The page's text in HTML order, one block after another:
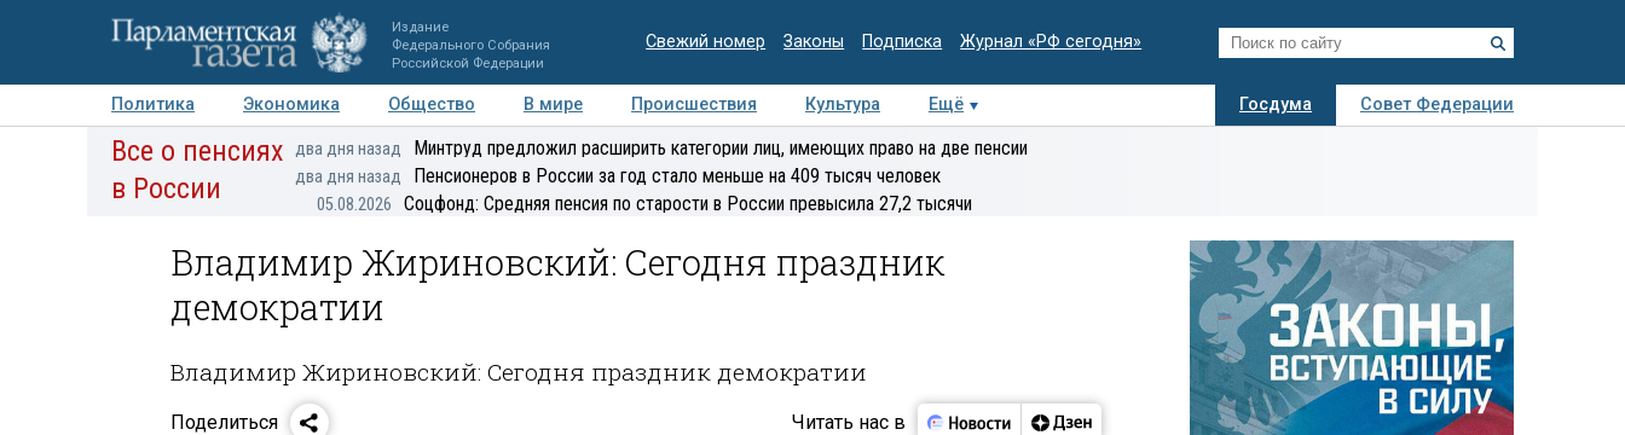
Издание
Федерального Собрания
Российской Федерации
Свежий номер Законы Подписка Журнал «РФ сегодня»
Политика Экономика Общество В мире Происшествия Культура Ещё Госдума
Совет Федерации
Авторы Персоны Мнения Регионы Медиацентр Интервью Колумнисты
Деловая
Все о пенсиях
в России
два дня назад Минтруд предложил расширить категории лиц, имеющих право на две пенсии
два дня назад Пенсионеров в России за год стало меньше на 409 тысяч человек
05.08.2026 Соцфонд: Средняя пенсия по старости в России превысила 27,2 тысячи
Владимир Жириновский: Сегодня праздник
демократии
Владимир Жириновский: Сегодня праздник демократии
Поделиться Читать нас в